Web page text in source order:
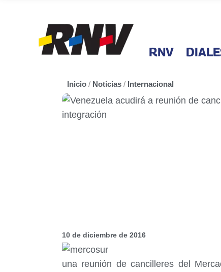
RNV
Inicio / Noticias / Internacional
10 de diciembre de 2016
una reunión de cancilleres del